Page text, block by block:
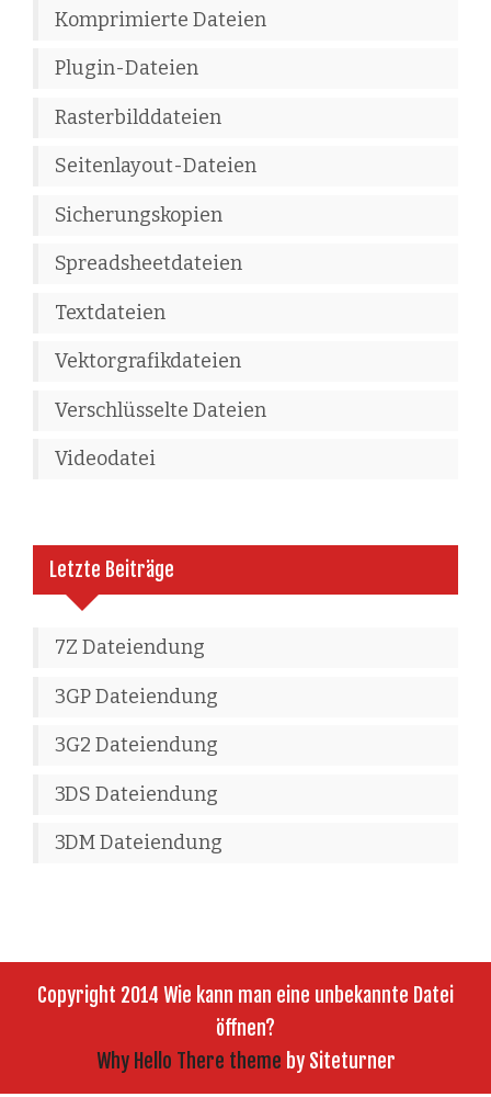
Komprimierte Dateien
Plugin-Dateien
Rasterbilddateien
Seitenlayout-Dateien
Sicherungskopien
Spreadsheetdateien
Textdateien
Vektorgrafikdateien
Verschlüsselte Dateien
Videodatei
Letzte Beiträge
7Z Dateiendung
3GP Dateiendung
3G2 Dateiendung
3DS Dateiendung
3DM Dateiendung
Copyright 2014 Wie kann man eine unbekannte Datei
öffnen?
Why Hello There theme by Siteturner